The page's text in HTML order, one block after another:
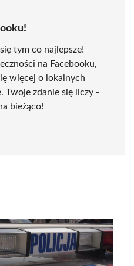
tym co najlepsze!
na Facebooku,
więcej o lokalnych
Twoje zdanie się liczy -
bieżąco!